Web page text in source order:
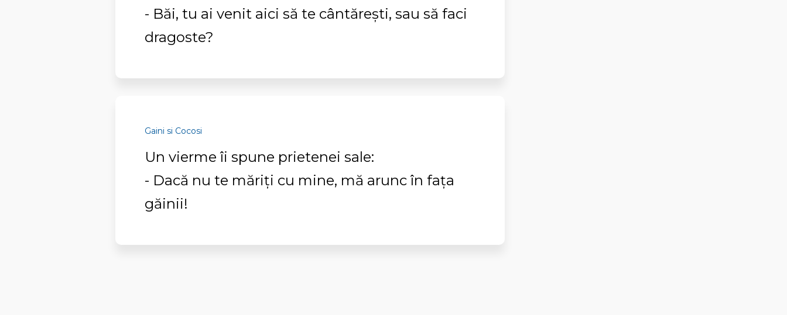
- Băi, tu ai venit aici să te cântărești, sau să faci
dragoste?
Gaini si Cocosi
Un vierme îi spune prietenei sale:
- Dacă nu te măriţi cu mine, mă arunc în faţa
găinii!